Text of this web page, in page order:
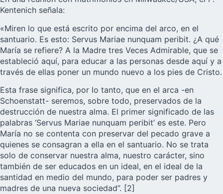
Kentenich señala:
«Miren lo que está escrito por encima del arco, en el
santuario. Es esto: Servus Mariae nunquam peribit. ¿A qué
María se refiere? A la Madre tres Veces Admirable, que se
estableció aquí, para educar a las personas desde aquí y a
través de ellas poner un mundo nuevo a los pies de Cristo.
Esta frase significa, por lo tanto, que en el arca -en
Schoenstatt- seremos, sobre todo, preservados de la
destrucción de nuestra alma. El primer significado de las
palabras ‘Servus Mariae nunquam peribit’ es este. Pero
María no se contenta con preservar del pecado grave a
quienes se consagran a ella en el santuario. No se trata
solo de conservar nuestra alma, nuestro carácter, sino
también de ser educados en un ideal, en el ideal de la
santidad en medio del mundo, para poder ser padres y
madres de una nueva sociedad”. [2]